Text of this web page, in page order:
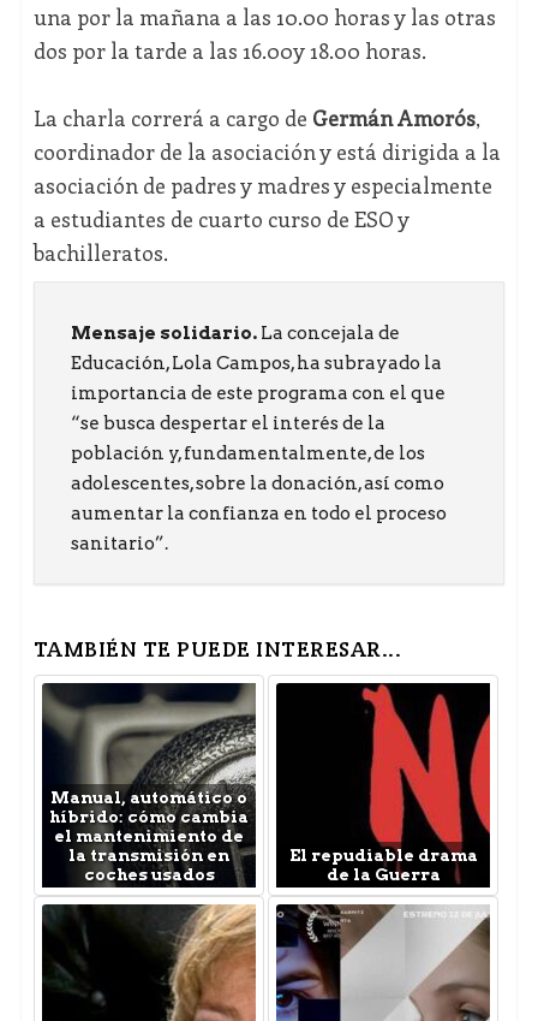
una por la mañana a las 10.00 horas y las otras
dos por la tarde a las 16.00y 18.00 horas.
La charla correrá a cargo de Germán Amorós,
coordinador de la asociación y está dirigida a la
asociación de padres y madres y especialmente
a estudiantes de cuarto curso de ESO y
bachilleratos.
Mensaje solidario.La concejala de
Educación, Lola Campos, ha subrayado la
importancia de este programa con el que
“se busca despertar el interés de la
población y, fundamentalmente, de los
adolescentes, sobre la donación, así como
aumentar la confianza en todo el proceso
sanitario”.
TAMBIÉN TE PUEDE INTERESAR...
Manual, automático o
híbrido: cómo cambia
el mantenimiento de
la transmisión en
coches usados
El repudiable drama
de la Guerra